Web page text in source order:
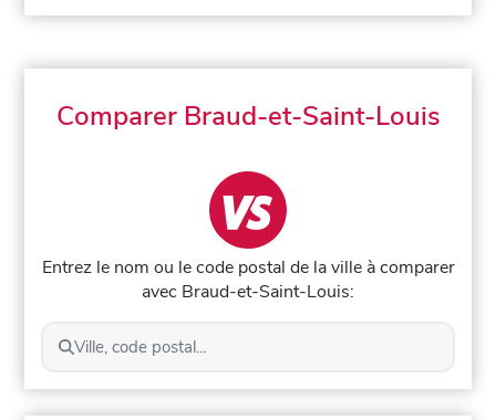
Comparer Braud-et-Saint-Louis
Entrez le nom ou le code postal de la ville à comparer
avec Braud-et-Saint-Louis:
Ville, code postal...